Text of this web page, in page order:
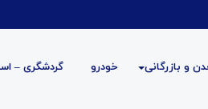
و بازرگانی خودرو گردشگری –